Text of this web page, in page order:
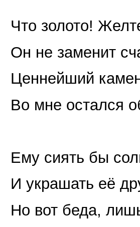
Что золото!
Он не заменит
Ценнейший
Во мне остался
Ему сиять бы
И украшать её
Но вот беда,